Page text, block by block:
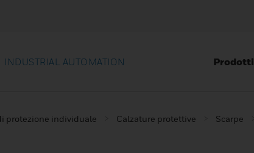
INDUSTRIAL AUTOMATION Prodotti
protezione individuale Calzature protettive Scarpe